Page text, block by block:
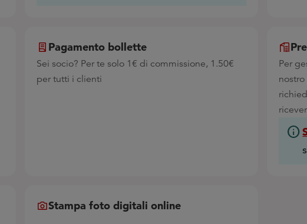
Pagamento bollette
Sei socio? Per te solo 1€ di commissione, 1.50€
per tutti i clienti
Per
info
Stampa foto digitali online